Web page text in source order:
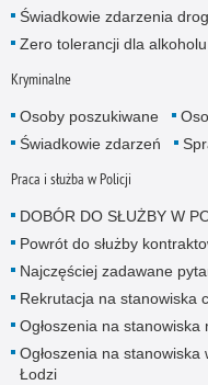
Świadkowie zdarzenia
Zero tolerancji dla
Kryminalne
Osoby poszukiwane
Świadkowie zdarzeń
Praca i służba w Policji
DOBÓR DO SŁUŻBY W
Powrót do służby
Najczęściej zadawane
Rekrutacja na stanowiska
Ogłoszenia na stanowiska
Ogłoszenia na stanowiska
Łodzi